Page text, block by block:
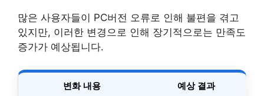
많은 사용자들이 PC버전 오류로 인해 불편을 겪고
있지만, 이러한 변경으로 인해 장기적으로는 만족도
증가가 예상됩니다.
변화 내용 예상 결과